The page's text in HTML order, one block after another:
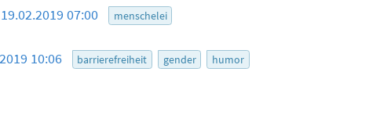
19.02.2019 07:00 menschelei
10:06 barrierefreiheit gender humor